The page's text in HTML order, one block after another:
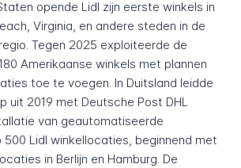
opende Lidl zijn eerste winkels in
Virginia, en andere steden in de
Tegen 2025 exploiteerde de
Amerikaanse winkels met plannen
toe te voegen. In Duitsland leidde
uit 2019 met Deutsche Post DHL
van geautomatiseerde
500 Lidl winkellocaties, beginnend met
in Berlijn en Hamburg. De